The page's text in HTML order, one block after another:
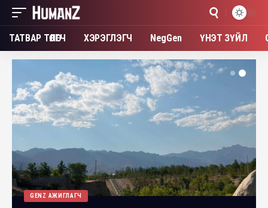
ТАТВАР ТӨЛӨГЧ ХЭРЭГЛЭГЧ NegGen ҮНЭТ ЗҮЙЛ
GENZ АЖИГЛАГЧ